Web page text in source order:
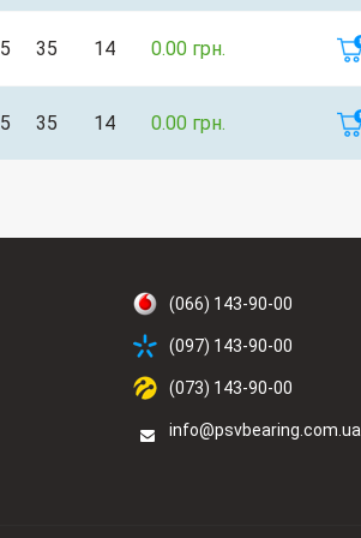
35 14 0.00 грн.
35 14 0.00 грн.
(066) 143-90-00
(097) 143-90-00
(073) 143-90-00
info@psvbearing.com.ua